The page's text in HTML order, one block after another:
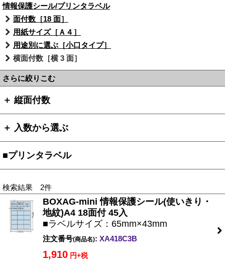
情報保護シール/プリンタラベル
面付数［18 面］
用紙サイズ［Ａ４］
用途別に選ぶ［小口タイプ］
横面付数［横 3 面］
さらに絞りこむ
＋ 縦面付数
＋ 入数から選ぶ
■プリンタラベル
検索結果 2件
BOXAG-mini 情報保護シール(使いきり・
地紋)A4 18面付 45入
■ラベルサイズ：65mm×43mm
注文番号(商品名): XA418C3B
1,910 円+税